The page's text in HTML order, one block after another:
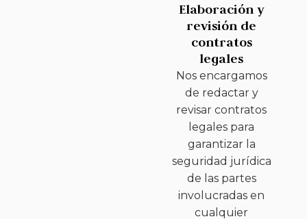
Elaboración y
revisión de
contratos
legales
Nos encargamos
de redactar y
revisar contratos
legales para
garantizar la
seguridad jurídica
de las partes
involucradas en
cualquier